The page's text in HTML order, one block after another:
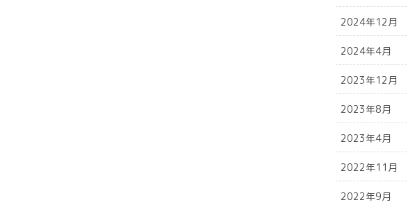
2024年12月
2024年4月
2023年12月
2023年8月
2023年4月
2022年11月
2022年9月